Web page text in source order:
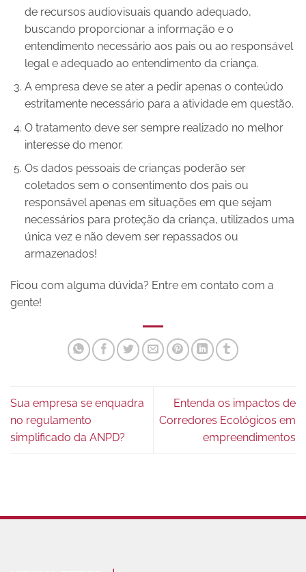
de recursos audiovisuais quando adequado,
buscando proporcionar a informação e o
entendimento necessário aos pais ou ao responsável
legal e adequado ao entendimento da criança.
A empresa deve se ater a pedir apenas o conteúdo
estritamente necessário para a atividade em questão.
O tratamento deve ser sempre realizado no melhor
interesse do menor.
Os dados pessoais de crianças poderão ser
coletados sem o consentimento dos pais ou
responsável apenas em situações em que sejam
necessários para proteção da criança, utilizados uma
única vez e não devem ser repassados ou
armazenados!
Ficou com alguma dúvida? Entre em contato com a
gente!
Sua empresa se enquadra
no regulamento
simplificado da ANPD?
Entenda os impactos de
Corredores Ecológicos em
empreendimentos